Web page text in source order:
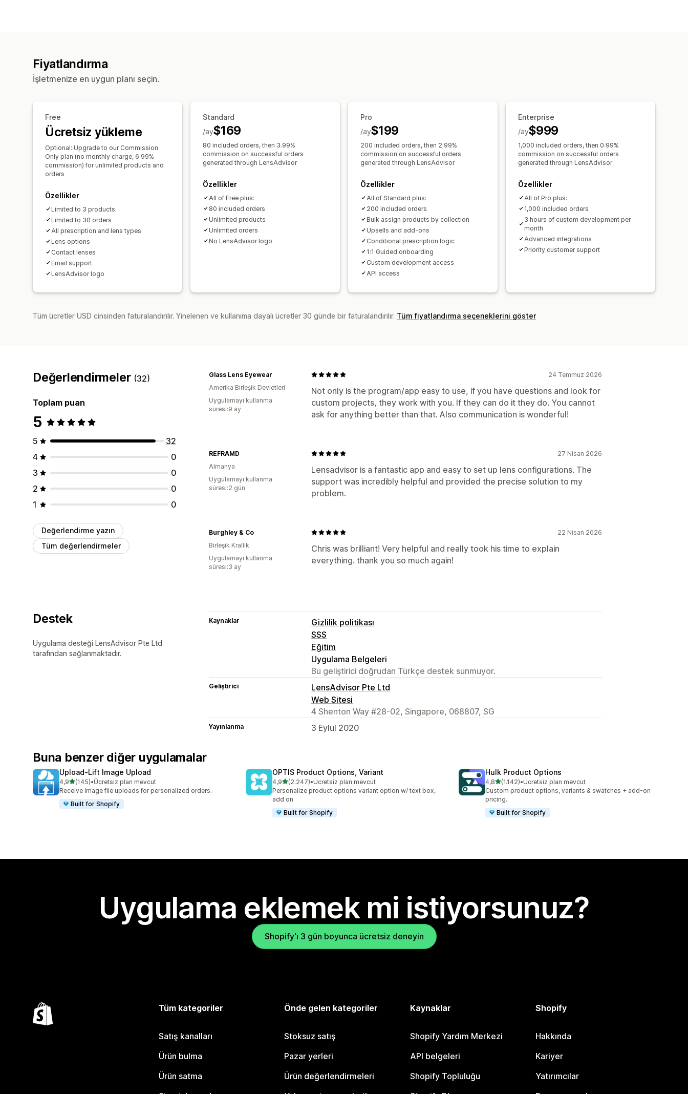
Fiyatlandırma
İşletmenize en uygun planı seçin.
Free
Ücretsiz yükleme
Optional: Upgrade to our Commission
Only plan (no monthly charge, 6.99%
commission) for unlimited products and
orders
Özellikler
Limited to 3 products
Limited to 30 orders
All prescription and lens types
Lens options
Contact lenses
Email support
LensAdvisor logo
Standard
$169
/ay
80 included orders, then 3.99%
commission on successful orders
generated through LensAdvisor
Özellikler
All of Free plus:
80 included orders
Unlimited products
Unlimited orders
No LensAdvisor logo
Pro
$199
/ay
200 included orders, then 2.99%
commission on successful orders
generated through LensAdvisor
Özellikler
All of Standard plus:
200 included orders
Bulk assign products by collection
Upsells and add-ons
Conditional prescription logic
1:1 Guided onboarding
Custom development access
API access
Enterprise
$999
/ay
1,000 included orders, then 0.99%
commission on successful orders
generated through LensAdvisor
Özellikler
All of Pro plus:
1,000 included orders
3 hours of custom development per
month
Advanced integrations
Priority customer support
Tüm ücretler USD cinsinden faturalandırılır. Yinelenen ve kullanıma dayalı ücretler 30 günde bir faturalandırılır. Tüm fiyatlandırma seçeneklerini göster
Değerlendirmeler (32)
Toplam puan
5
5
32
4
0
3
0
2
0
1
0
Değerlendirme yazın
Tüm değerlendirmeler
24 Temmuz 2026
Not only is the program/app easy to use, if you have questions and look for
custom projects, they work with you. If they can do it they do. You cannot
ask for anything better than that. Also communication is wonderful!
Glass Lens Eyewear
Amerika Birleşik Devletleri
Uygulamayı kullanma
süresi:9 ay
27 Nisan 2026
Lensadvisor is a fantastic app and easy to set up lens configurations. The
support was incredibly helpful and provided the precise solution to my
problem.
REFRAMD
Almanya
Uygulamayı kullanma
süresi:2 gün
22 Nisan 2026
Chris was brilliant! Very helpful and really took his time to explain
everything. thank you so much again!
Burghley & Co
Birleşik Krallık
Uygulamayı kullanma
süresi:3 ay
Destek
Uygulama desteği LensAdvisor Pte Ltd
tarafından sağlanmaktadır.
Kaynaklar
Gizlilik politikası
SSS
Eğitim
Uygulama Belgeleri
Bu geliştirici doğrudan Türkçe destek sunmuyor.
Geliştirici
LensAdvisor Pte Ltd
Web Sitesi
4 Shenton Way #28-02, Singapore, 068807, SG
Yayınlanma 3 Eylül 2020
Buna benzer diğer uygulamalar
Upload‑Lift Image Upload
4,95 yıldız üzerinden
(145)
toplam 145 değerlendirme
•Ücretsiz plan mevcut
Receive Image file uploads for personalized orders.
Built for Shopify
OPTIS Product Options, Variant
4,95 yıldız üzerinden
(2.247)
toplam 2247 değerlendirme
•Ücretsiz plan mevcut
Personalize product options variant option w/ text box,
add on
Built for Shopify
Hulk Product Options
4,85 yıldız üzerinden
(1.142)
toplam 1142 değerlendirme
•Ücretsiz plan mevcut
Custom product options, variants & swatches + add-on
pricing.
Built for Shopify
Uygulama eklemek mi istiyorsunuz?
Shopify'ı 3 gün boyunca ücretsiz deneyin
Tüm kategoriler
Satış kanalları
Ürün bulma
Ürün satma
Önde gelen kategoriler
Stoksuz satış
Pazar yerleri
Ürün değerlendirmeleri
Kaynaklar
Shopify Yardım Merkezi
API belgeleri
Shopify Topluluğu
Shopify
Hakkında
Kariyer
Yatırımcılar